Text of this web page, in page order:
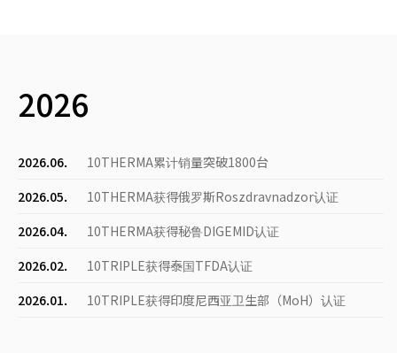
2026
2026.06.
10THERMA累计销量突破1800台
2026.05.
10THERMA获得俄罗斯Roszdravnadzor认证
2026.04.
10THERMA获得秘鲁DIGEMID认证
2026.02.
10TRIPLE获得泰国TFDA认证
2026.01.
10TRIPLE获得印度尼西亚卫生部（MoH）认证